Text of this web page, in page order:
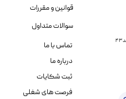
قوانین و مقررات
سوالات متداول
تماس با ما
درباره ما
ثبت شکایات
فرصت های شغلی